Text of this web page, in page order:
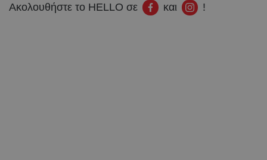
Ακολουθήστε το HELLO σε και !